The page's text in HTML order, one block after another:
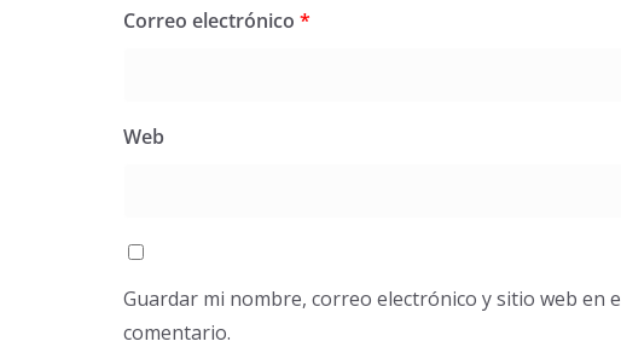
Correo electrónico *
Web
Guardar mi nombre, correo electrónico y sitio web en
comentario.